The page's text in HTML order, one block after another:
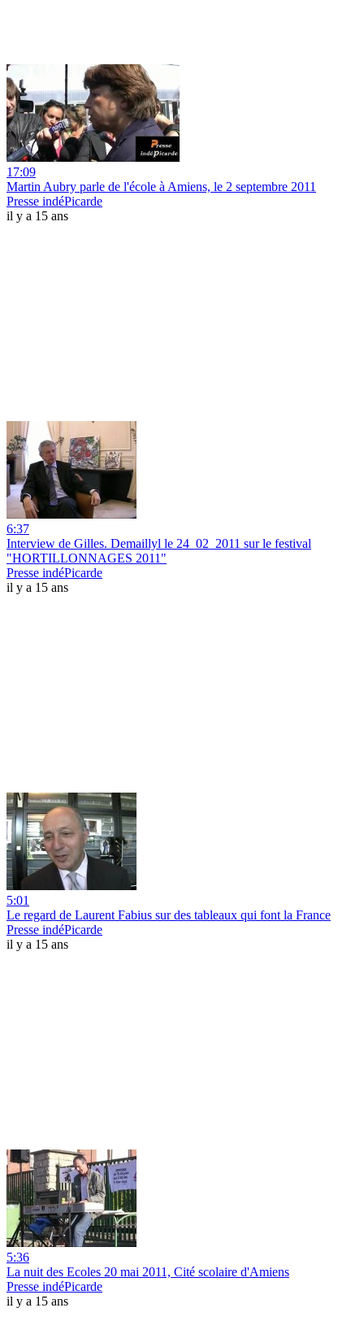
17:09
Martin Aubry parle de l'école à Amiens, le 2 septembre 2011
Presse indéPicarde
il y a 15 ans
6:37
Interview de Gilles. Demaillyl le 24_02_2011 sur le festival
"HORTILLONNAGES 2011"
Presse indéPicarde
il y a 15 ans
5:01
Le regard de Laurent Fabius sur des tableaux qui font la France
Presse indéPicarde
il y a 15 ans
5:36
La nuit des Ecoles 20 mai 2011, Cité scolaire d'Amiens
Presse indéPicarde
il y a 15 ans